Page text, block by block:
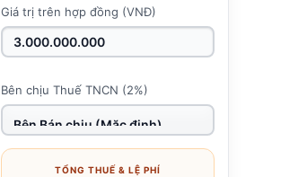
Giá trị trên hợp đồng (VNĐ)
Bên chịu Thuế TNCN (2%)
TỔNG THUẾ & LỆ PHÍ